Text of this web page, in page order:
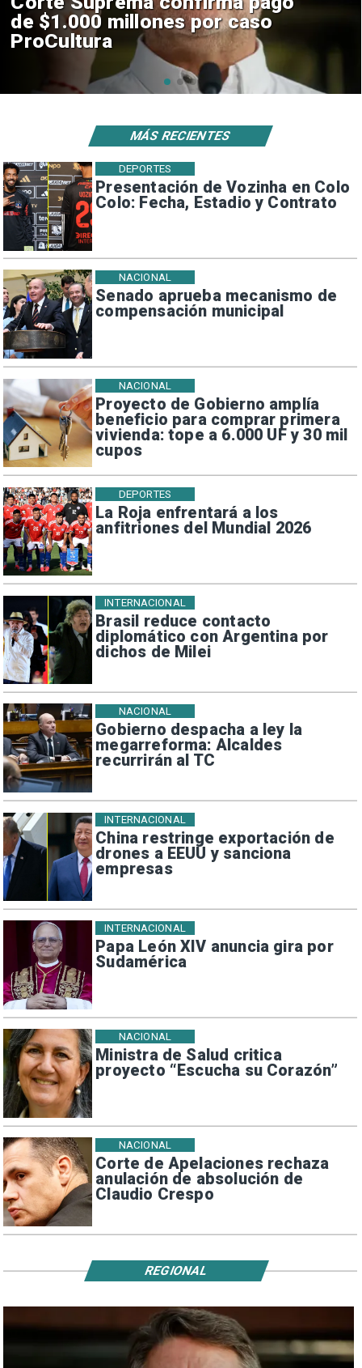
construcción de Andes Norte
en El Teniente por riesgos
sísmicos
Presentación de Vozinha en Colo
Colo: Fecha, Estadio y Contrato
DEPORTES
Senado aprueba mecanismo de
compensación municipal
NACIONAL
Proyecto de Gobierno amplía
beneficio para comprar primera
vivienda: tope a 6.000 UF y 30 mil
cupos
NACIONAL
La Roja enfrentará a los
anfitriones del Mundial 2026
DEPORTES
Brasil reduce contacto
diplomático con Argentina por
dichos de Milei
INTERNACIONAL
Gobierno despacha a ley la
megarreforma: Alcaldes
recurrirán al TC
NACIONAL
China restringe exportación de
drones a EEUU y sanciona
empresas
INTERNACIONAL
Papa León XIV anuncia gira por
Sudamérica
INTERNACIONAL
Ministra de Salud critica
proyecto “Escucha su Corazón”
NACIONAL
Corte de Apelaciones rechaza
anulación de absolución de
Claudio Crespo
NACIONAL
MÁS RECIENTES
REGIONAL